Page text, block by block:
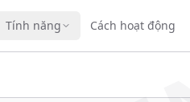
Tính năng Cách hoạt động